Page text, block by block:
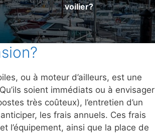
voilier?
ou à moteur d’ailleurs, est une
soient immédiats ou à envisager
très coûteux), l’entretien d’un
les frais annuels. Ces frais
l’équipement, ainsi que la place de